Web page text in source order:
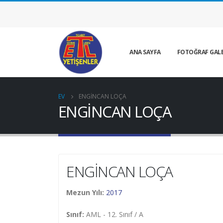
ANA SAYFA FOTOĞRAF
EV ENGİNCAN LOÇA
ENGİNCAN LOÇA
ENGİNCAN LOÇA
Mezun Yılı: 2017
Sınıf: AML - 12. Sınıf / A